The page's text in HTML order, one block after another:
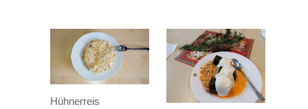
Hühnerreis